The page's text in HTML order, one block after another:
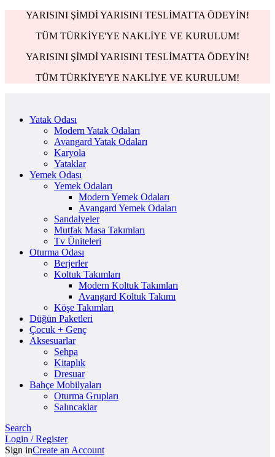
YARISINI ŞİMDİ YARISINI TESLİMATTA ÖDEYİN!
TÜM TÜRKİYE'YE NAKLİYE VE KURULUM!
YARISINI ŞİMDİ YARISINI TESLİMATTA ÖDEYİN!
TÜM TÜRKİYE'YE NAKLİYE VE KURULUM!
Yatak Odası
Modern Yatak Odaları
Avangard Yatak Odaları
Karyola
Yataklar
Yemek Odası
Yemek Odaları
Modern Yemek Odaları
Avangard Yemek Odaları
Sandalyeler
Mutfak Masa Takımları
Tv Üniteleri
Oturma Odası
Berjerler
Koltuk Takımları
Modern Koltuk Takımları
Avangard Koltuk Takımı
Köşe Takımları
Düğün Paketleri
Çocuk + Genç
Aksesuarlar
Sehpa
Kitaplık
Dresuar
Bahçe Mobilyaları
Oturma Grupları
Salıncaklar
Search
Login / Register
Sign inCreate an Account